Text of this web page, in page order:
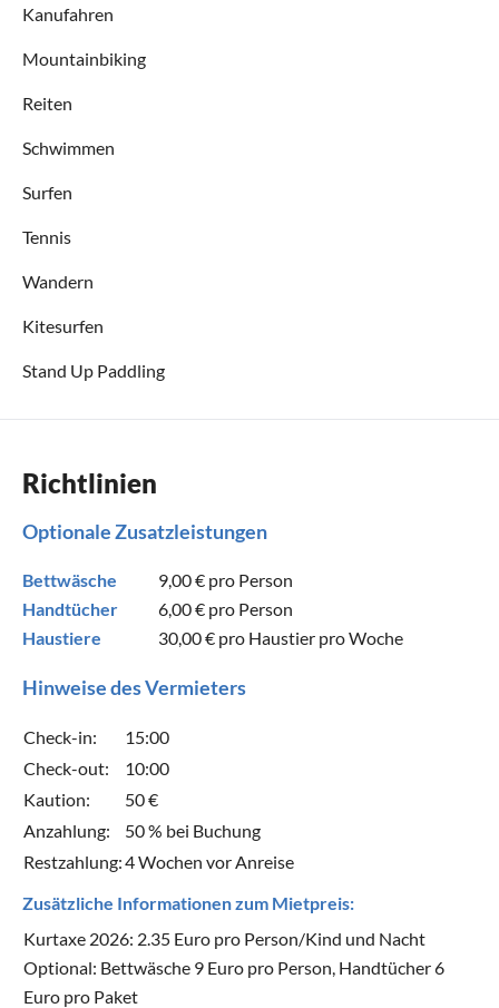
Kanufahren
Mountainbiking
Reiten
Schwimmen
Surfen
Tennis
Wandern
Kitesurfen
Stand Up Paddling
Richtlinien
Optionale Zusatzleistungen
Bettwäsche 9,00 € pro Person
Handtücher
6,00 € pro Person
Haustiere
30,00 € pro Haustier pro Woche
Hinweise des Vermieters
Check-in:
15:00
Check-out:
10:00
Kaution:
50 €
Anzahlung:
50 % bei Buchung
Restzahlung:4 Wochen vor Anreise
Zusätzliche Informationen zum Mietpreis:
Kurtaxe 2026: 2.35 Euro pro Person/Kind und Nacht
Optional: Bettwäsche 9 Euro pro Person, Handtücher 6
Euro pro Paket